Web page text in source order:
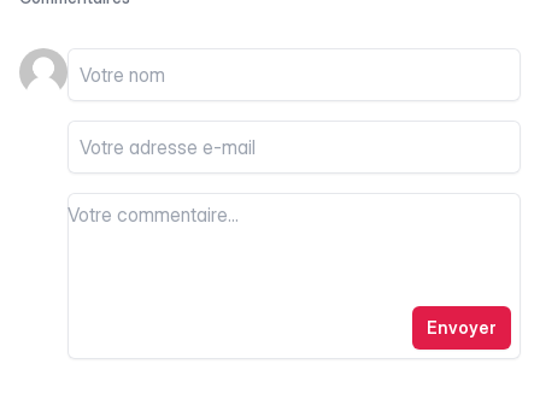
Votre nom
Votre email
Votre commentaire
Votre commentaire
Envoyer